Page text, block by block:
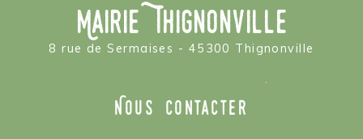
Mairie Thignonville
8 rue de Sermaises - 45300 Thignonville
Nous contacter